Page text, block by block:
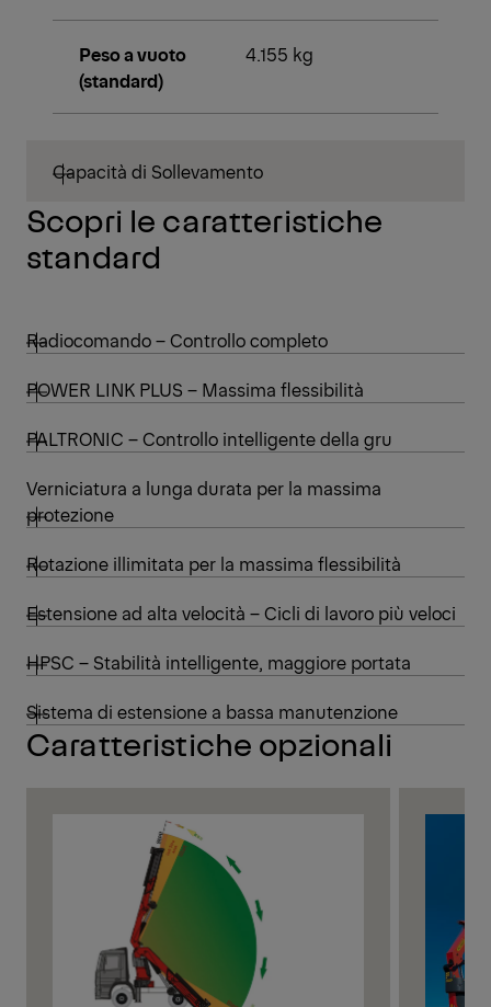
Peso a vuoto
(standard)
4.155 kg
Capacità di Sollevamento
Scopri le caratteristiche
standard
Radiocomando – Controllo completo
POWER LINK PLUS – Massima flessibilità
PALTRONIC – Controllo intelligente della gru
Verniciatura a lunga durata per la massima
protezione
Rotazione illimitata per la massima flessibilità
Estensione ad alta velocità – Cicli di lavoro più veloci
HPSC – Stabilità intelligente, maggiore portata
Sistema di estensione a bassa manutenzione
Caratteristiche opzionali